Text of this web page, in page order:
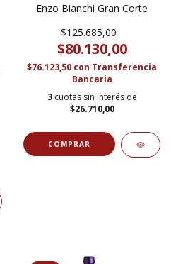
Enzo Bianchi Gran Corte
$125.685,00
$80.130,00
$76.123,50 con Transferencia
Bancaria
3 cuotas sin interés de
$26.710,00